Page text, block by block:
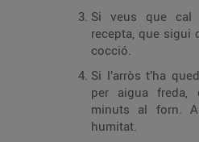
Si veus que
recepta, que sigui
cocció.
Si l’arròs t’ha
per aigua freda,
minuts al forn.
humitat.